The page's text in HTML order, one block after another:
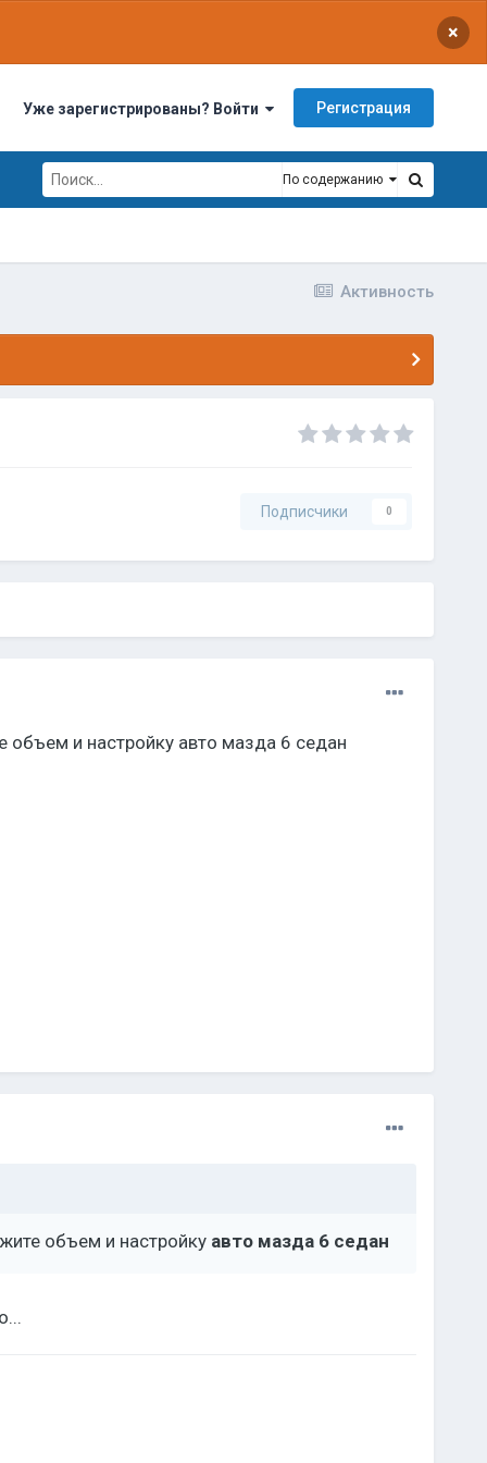
×
Уже зарегистрированы? Войти Регистрация
По содержанию
Активность
Подписчики 0
объем и настройку авто мазда 6 седан
объем и настройку авто мазда 6 седан